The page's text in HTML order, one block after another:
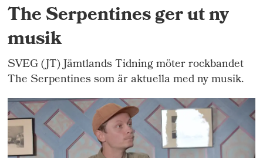
The Serpentines ger ut ny
musik
SVEG (JT) Jämtlands Tidning möter rockbandet
The Serpentines som är aktuella med ny musik.